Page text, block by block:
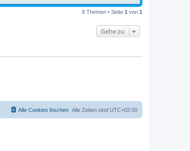
8 Themen • Seite 1 von 1
Gehe zu
Alle Zeiten sind UTC+02:00
Alle Cookies löschen